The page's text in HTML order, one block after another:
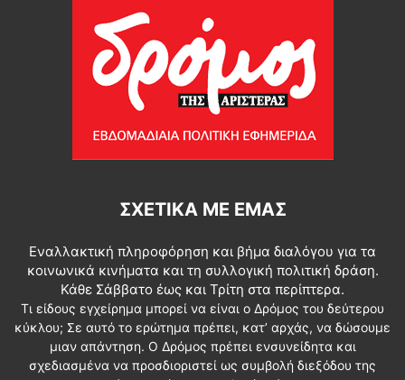
ΣΧΕΤΙΚΆ ΜΕ ΕΜΆΣ
Εναλλακτική πληροφόρηση και βήμα διαλόγου για τα
κοινωνικά κινήματα και τη συλλογική πολιτική δράση.
Κάθε Σάββατο έως και Τρίτη στα περίπτερα.
Τι είδους εγχείρημα μπορεί να είναι ο Δρόμος του δεύτερου
κύκλου; Σε αυτό το ερώτημα πρέπει, κατ’ αρχάς, να δώσουμε
μιαν απάντηση. Ο Δρόμος πρέπει ενσυνείδητα και
σχεδιασμένα να προσδιοριστεί ως συμβολή διεξόδου της